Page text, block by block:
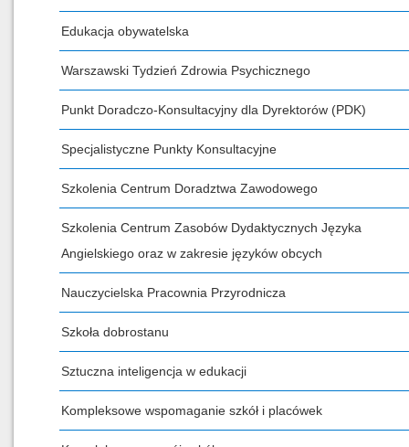
Edukacja obywatelska
Warszawski Tydzień Zdrowia Psychicznego
Punkt Doradczo-Konsultacyjny dla Dyrektorów (PDK)
Specjalistyczne Punkty Konsultacyjne
Szkolenia Centrum Doradztwa Zawodowego
Szkolenia Centrum Zasobów Dydaktycznych Języka
Angielskiego oraz w zakresie języków obcych
Nauczycielska Pracownia Przyrodnicza
Szkoła dobrostanu
Sztuczna inteligencja w edukacji
Kompleksowe wspomaganie szkół i placówek